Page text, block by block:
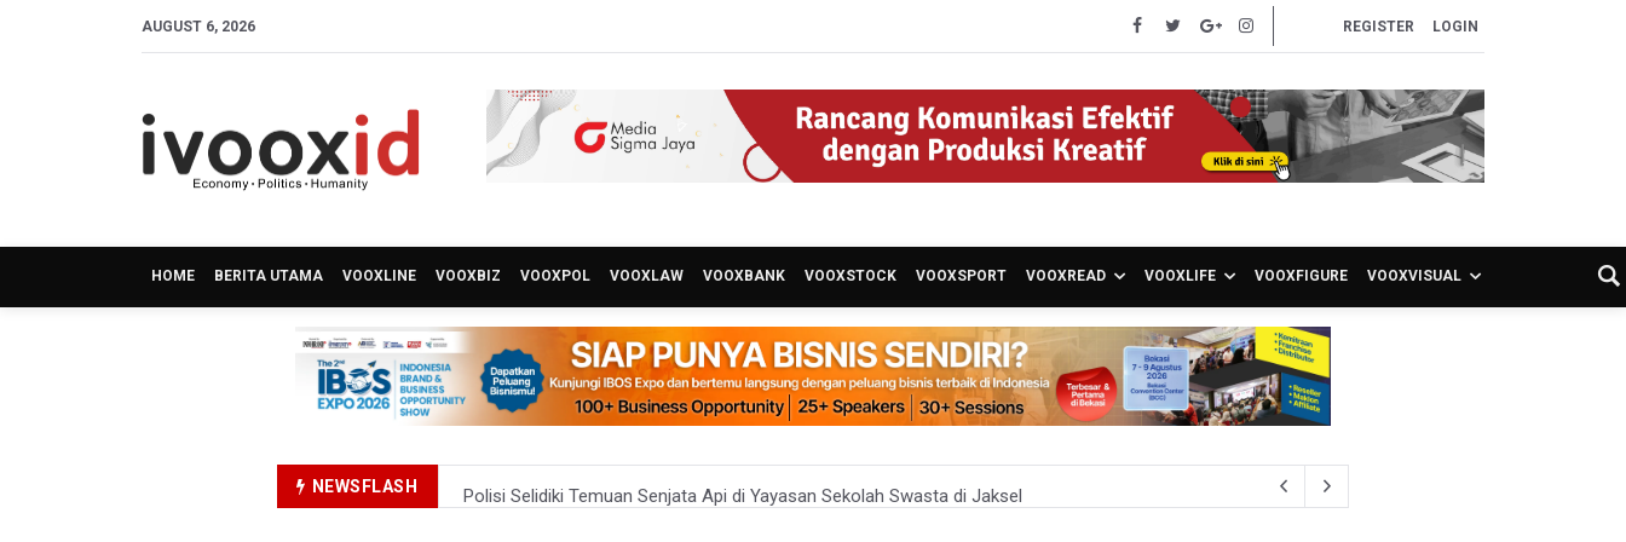
AUGUST 6, 2026 REGISTER LOGIN
HOME BERITA UTAMA VOOXLINE VOOXBIZ VOOXPOL VOOXLAW VOOXBANK VOOXSTOCK VOOXSPORT VOOXREAD VOOXLIFE VOOXFIGURE VOOXVISUAL
NEWSFLASH
Polisi Selidiki Temuan Senjata Api di Yayasan Sekolah Swasta di Jaksel